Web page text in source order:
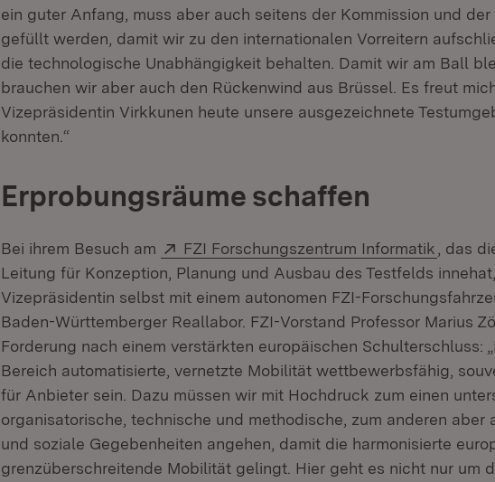
ein guter Anfang, muss aber auch seitens der Kommission und
gefüllt werden, damit wir zu den internationalen Vorreitern
die technologische Unabhängigkeit behalten. Damit wir am Ball
brauchen wir aber auch den Rückenwind aus Brüssel. Es freut
Vizepräsidentin Virkkunen heute unsere ausgezeichnete
konnten.“
Erprobungsräume schaffen
Bei ihrem Besuch am Extern:
FZI Forschungszentrum Informatik
, das
Leitung für Konzeption, Planung und Ausbau des Testfelds
Vizepräsidentin selbst mit einem autonomen FZI-
Baden-Württemberger Reallabor. FZI-Vorstand Professor Marius
Forderung nach einem verstärkten europäischen Schulterschluss:
Bereich automatisierte, vernetzte Mobilität wettbewerbsfähig,
für Anbieter sein. Dazu müssen wir mit Hochdruck zum einen
organisatorische, technische und methodische, zum anderen aber
und soziale Gegebenheiten angehen, damit die harmonisierte
grenzüberschreitende Mobilität gelingt. Hier geht es nicht nur um